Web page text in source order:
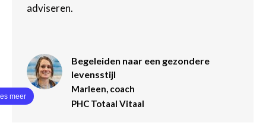
adviseren.
Begeleiden naar een gezondere
levensstijl
Marleen, coach
PHC Totaal Vitaal